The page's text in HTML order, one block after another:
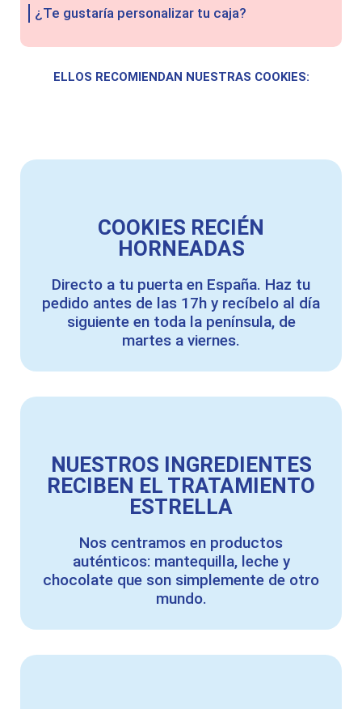
¿Te gustaría personalizar tu caja?
ELLOS RECOMIENDAN NUESTRAS COOKIES:
COOKIES RECIÉN
HORNEADAS
Directo a tu puerta en España. Haz tu
pedido antes de las 17h y recíbelo al día
siguiente en toda la península, de
martes a viernes.
NUESTROS INGREDIENTES
RECIBEN EL TRATAMIENTO
ESTRELLA
Nos centramos en productos
auténticos: mantequilla, leche y
chocolate que son simplemente de otro
mundo.